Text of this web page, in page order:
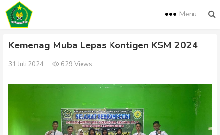
Menu
Kemenag Muba Lepas Kontigen KSM 2024
31 Juli 2024 629 Views